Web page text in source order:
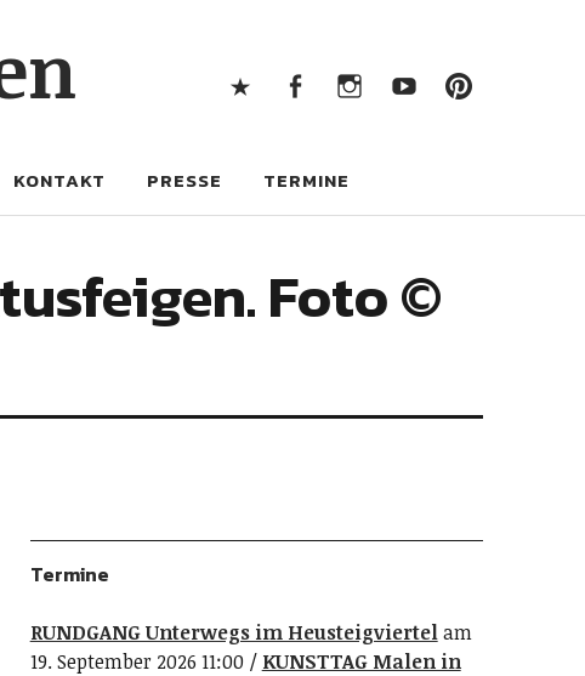
KONTAKT PRESSE TERMINE
Foto ©
Termine
RUNDGANG Unterwegs im Heusteigviertelam
19. September 2026 11:00
KUNSTTAG Malen in